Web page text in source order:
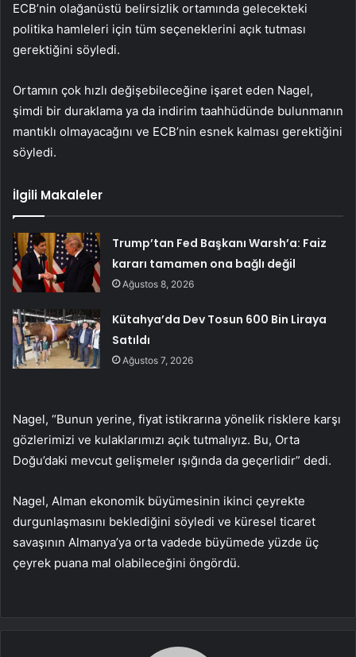
ECB’nin olağanüstü belirsizlik ortamında gelecekteki
politika hamleleri için tüm seçeneklerini açık tutması
gerektiğini söyledi.
Ortamın çok hızlı değişebileceğine işaret eden Nagel,
şimdi bir duraklama ya da indirim taahhüdünde bulunmanın
mantıklı olmayacağını ve ECB’nin esnek kalması gerektiğini
söyledi.
İlgili Makaleler
Trump’tan Fed Başkanı Warsh’a: Faiz
kararı tamamen ona bağlı değil
Ağustos 8, 2026
Kütahya’da Dev Tosun 600 Bin Liraya
Satıldı
Ağustos 7, 2026
Nagel, “Bunun yerine, fiyat istikrarına yönelik risklere karşı
gözlerimizi ve kulaklarımızı açık tutmalıyız. Bu, Orta
Doğu’daki mevcut gelişmeler ışığında da geçerlidir” dedi.
Nagel, Alman ekonomik büyümesinin ikinci çeyrekte
durgunlaşmasını beklediğini söyledi ve küresel ticaret
savaşının Almanya’ya orta vadede büyümede yüzde üç
çeyrek puana mal olabileceğini öngördü.